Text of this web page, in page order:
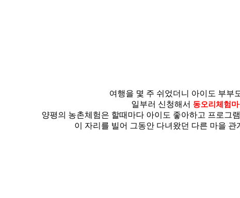
여행을 몇 주 쉬었더니 아이도 부부
일부러 신청해서 동오리체험
양평의 농촌체험은 할때마다 아이도 좋아하고 프로그
이 자리를 빌어 그동안 다녀왔던 다른 마을